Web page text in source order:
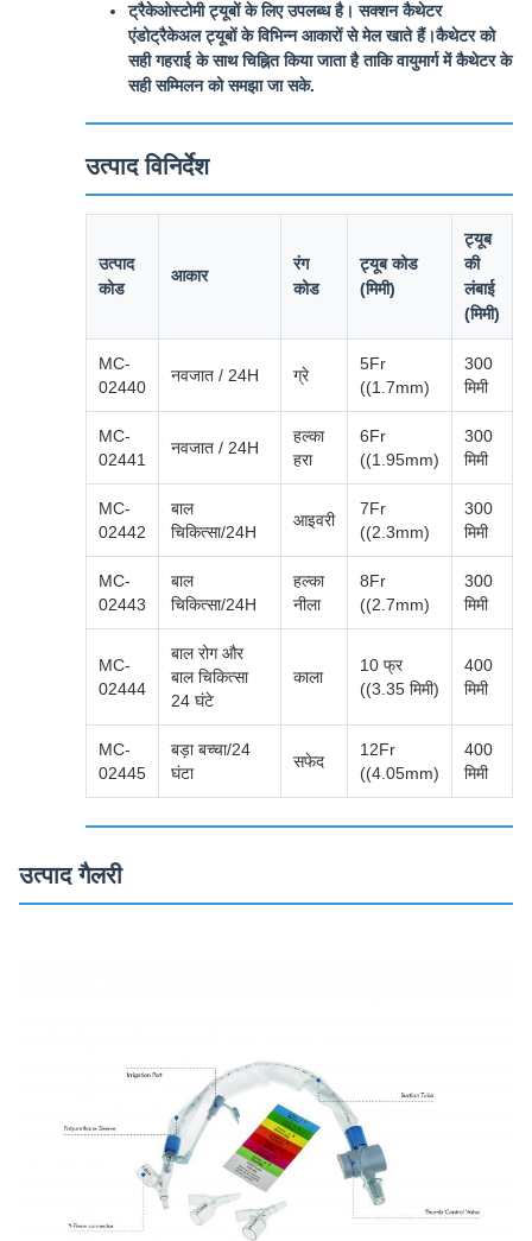
ट्रैकेओस्टोमी ट्यूबों के लिए उपलब्ध है। सक्शन कैथेटर
एंडोट्रैकेअल ट्यूबों के विभिन्न आकारों से मेल खाते हैं।कैथेटर को
सही गहराई के साथ चिह्नित किया जाता है ताकि वायुमार्ग में कैथेटर के
सही सम्मिलन को समझा जा सके.
उत्पाद विनिर्देश
उत्पाद
कोड
आकार
रंग
कोड
ट्यूब कोड
(मिमी)
ट्यूब
की
लंबाई
(मिमी)
MC-
02440
नवजात / 24H ग्रे
5Fr
((1.7mm)
300
मिमी
MC-
02441
नवजात / 24H
हल्का
हरा
6Fr
((1.95mm)
300
मिमी
MC-
02442
बाल
चिकित्सा/24H
आइवरी
7Fr
((2.3mm)
300
मिमी
MC-
02443
बाल
चिकित्सा/24H
हल्का
नीला
8Fr
((2.7mm)
300
मिमी
MC-
02444
बाल रोग और
बाल चिकित्सा
24 घंटे
काला
10 फ्र
((3.35 मिमी)
400
मिमी
MC-
02445
बड़ा बच्चा/24
घंटा
सफेद
12Fr
((4.05mm)
400
मिमी
उत्पाद गैलरी